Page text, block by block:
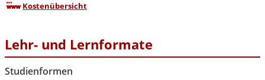
Kostenübersicht
Lehr- und Lernformate
Studienformen